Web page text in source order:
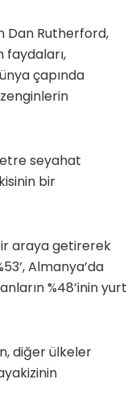
Dan Rutherford,
faydaları,
çapında
seyahat
bir
araya getirerek
Almanya’da
%48’inin yurt
diğer ülkeler